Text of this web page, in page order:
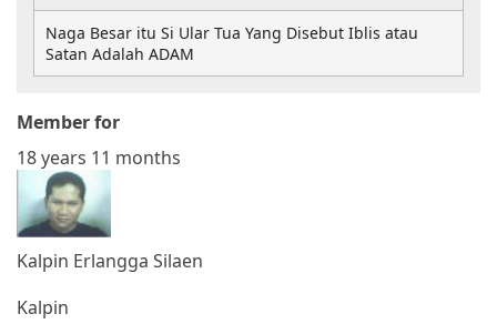
Member for
18 years 11 months
Kalpin Erlangga Silaen
Kalpin
Naga Besar itu Si Ular Tua Yang Disebut Iblis atau
Satan Adalah ADAM